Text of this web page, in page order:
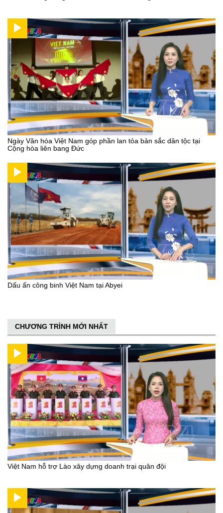
Ngày Văn hóa Việt Nam góp phần lan tỏa bản sắc dân tộc tại
Cộng hòa liên bang Đức
Dấu ấn công binh Việt Nam tại Abyei
CHƯƠNG TRÌNH MỚI NHẤT
Việt Nam hỗ trợ Lào xây dựng doanh trại quân đội